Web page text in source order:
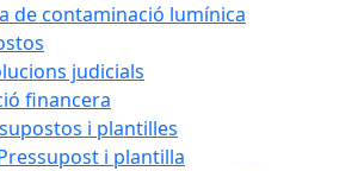
de contaminació lumínica
judicials
financera
i plantilles
i plantilla